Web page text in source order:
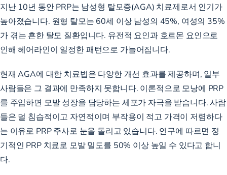
지난 10년 동안 PRP는 남성형 탈모증(AGA) 치료제로서 인기가
높아졌습니다. 원형 탈모는 60세 이상남성의 45%, 여성의 35%
가겪는 흔한 탈모 질환입니다. 유전적 요인과 호르몬 요인으로
인해 헤어라인이 일정한 패턴으로 가늘어집니다.
현재 AGA에 대한 치료법은 다양한 개선 효과를 제공하며, 일부
사람들은 그 결과에 만족하지 못합니다. 이론적으로 모낭에 PRP
를 주입하면 모발 성장을 담당하는 세포가 자극을 받습니다. 사람
들은 덜 침습적이고 자연적이며 부작용이 적고 가격이 저렴하다
는 이유로 PRP 주사로 눈을 돌리고 있습니다. 연구에 따르면 정
기적인 PRP 치료로 모발 밀도를 50% 이상높일 수 있다고 합니
다.